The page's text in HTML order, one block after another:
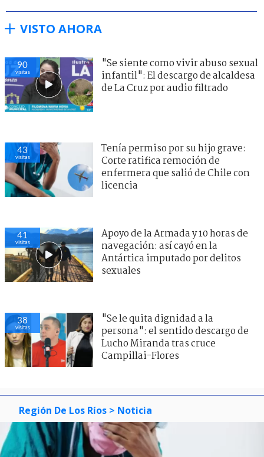
VISTO AHORA
90
visitas
"Se siente como vivir abuso sexual
infantil": El descargo de alcaldesa
de La Cruz por audio filtrado
43
visitas
Tenía permiso por su hijo grave:
Corte ratifica remoción de
enfermera que salió de Chile con
licencia
41
visitas
Apoyo de la Armada y 10 horas de
navegación: así cayó en la
Antártica imputado por delitos
sexuales
38
visitas
"Se le quita dignidad a la
persona": el sentido descargo de
Lucho Miranda tras cruce
Campillai-Flores
Región De Los Ríos > Noticia